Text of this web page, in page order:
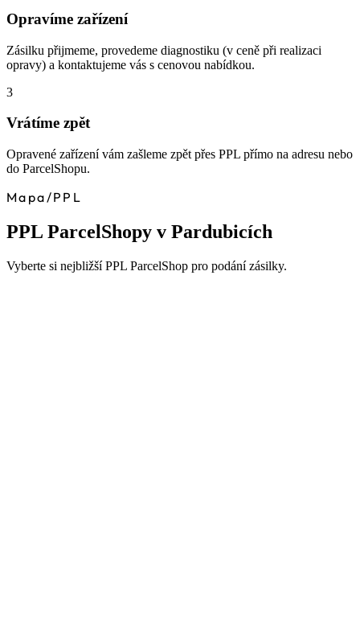
Opravíme zařízení
Zásilku přijmeme, provedeme diagnostiku (v ceně při realizaci
opravy) a kontaktujeme vás s cenovou nabídkou.
3
Vrátíme zpět
Opravené zařízení vám zašleme zpět přes PPL přímo na adresu nebo
do ParcelShopu.
Mapa /PPL
PPL ParcelShopy v Pardubicích
Vyberte si nejbližší PPL ParcelShop pro podání zásilky.